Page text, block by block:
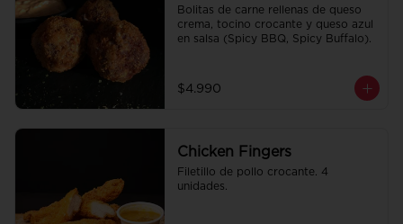
Bolitas de carne rellenas de queso
crema, tocino crocante y queso azul
en salsa (Spicy BBQ, Spicy Buffalo).
$4.990
Chicken Fingers
Filetillo de pollo crocante. 4
unidades.